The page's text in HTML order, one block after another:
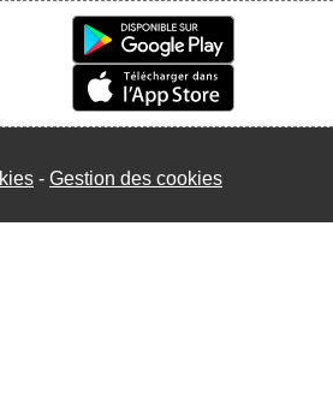
Gestion des cookies